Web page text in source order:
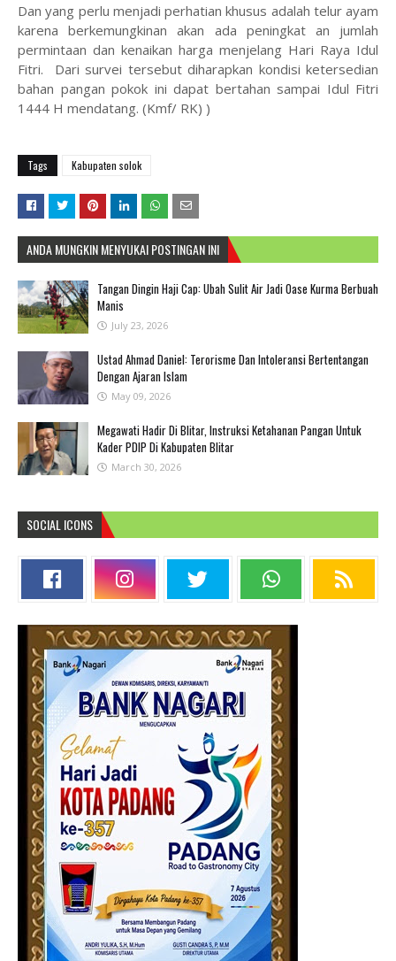
Dan yang perlu menjadi perhatian khusus adalah telur ayam
karena berkemungkinan akan ada peningkat an jumlah
permintaan dan kenaikan harga menjelang Hari Raya Idul
Fitri. Dari survei tersebut diharapkan kondisi ketersedian
bahan pangan pokok ini dapat bertahan sampai Idul Fitri
1444 H mendatang. (Kmf/ RK) )
Tags Kabupaten solok
ANDA MUNGKIN MENYUKAI POSTINGAN INI
Tangan Dingin Haji Cap: Ubah Sulit Air Jadi Oase Kurma Berbuah
Manis
July 23, 2026
Ustad Ahmad Daniel: Terorisme Dan Intoleransi Bertentangan
Dengan Ajaran Islam
May 09, 2026
Megawati Hadir Di Blitar, Instruksi Ketahanan Pangan Untuk
Kader PDIP Di Kabupaten Blitar
March 30, 2026
SOCIAL ICONS